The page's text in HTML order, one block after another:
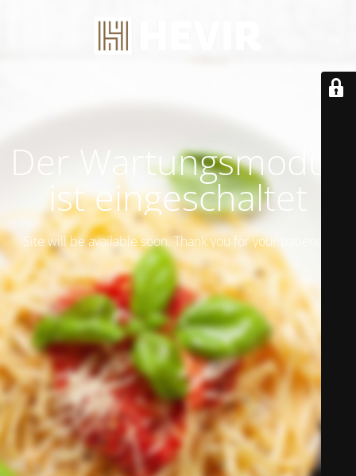
Der Wartungsmodus
ist eingeschaltet
Site will be available soon. Thank you for your patience!